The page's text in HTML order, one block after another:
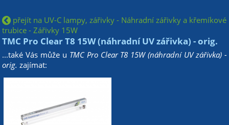
přejít na UV-C lampy, zářivky - Náhradní zářivky a křemíkové
trubice - Zářivky 15W
TMC Pro Clear T8 15W (náhradní UV zářivka) - orig.
...také Vás může u TMC Pro Clear T8 15W (náhradní UV zářivka) -
orig. zajímat: